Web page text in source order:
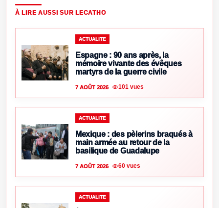
À LIRE AUSSI SUR LECATHO
ACTUALITE
Espagne : 90 ans après, la
mémoire vivante des évêques
martyrs de la guerre civile
7 AOÛT 2026 101 vues
ACTUALITE
Mexique : des pèlerins braqués à
main armée au retour de la
basilique de Guadalupe
7 AOÛT 2026 60 vues
ACTUALITE